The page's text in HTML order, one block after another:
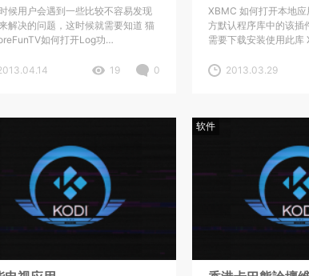
候用户会遇到一些比较不容易发现
解决的问题，这时候就需要知道 猫
如何打开Log功…
19 0
XBMC 如何打开本地
方默认程序库中的该插
需要下载安装使用此库
2013.03.29
软件